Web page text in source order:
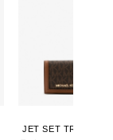
JET SET TRAVEL ト